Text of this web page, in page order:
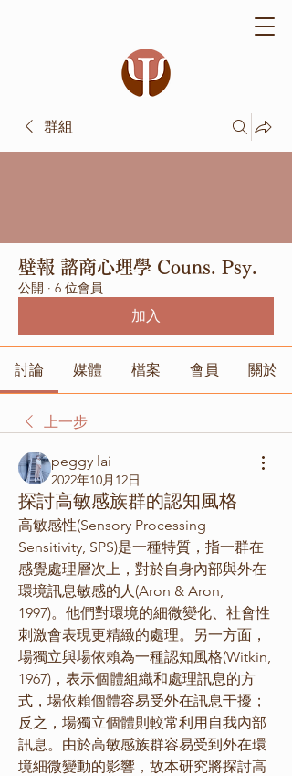
群組
壁報 諮商心理學 Couns. Psy.
公開 · 6 位會員
加入
討論 媒體 檔案 會員 關於
上一步
peggy lai
2022年10月12日
探討高敏感族群的認知風格
高敏感性(Sensory Processing
Sensitivity, SPS)是一種特質，指一群在
感覺處理層次上，對於自身內部與外在
環境訊息敏感的人(Aron & Aron,
1997)。他們對環境的細微變化、社會性
刺激會表現更精緻的處理。另一方面，
場獨立與場依賴為一種認知風格(Witkin,
1967)，表示個體組織和處理訊息的方
式，場依賴個體容易受外在訊息干擾；
反之，場獨立個體則較常利用自我內部
訊息。由於高敏感族群容易受到外在環
境細微變動的影響，故本研究將探討高